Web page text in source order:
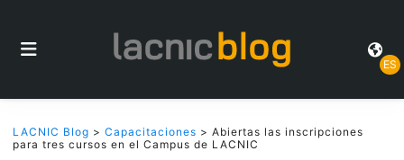
ES
LACNIC Blog > Capacitaciones > Abiertas las inscripciones
para tres cursos en el Campus de LACNIC